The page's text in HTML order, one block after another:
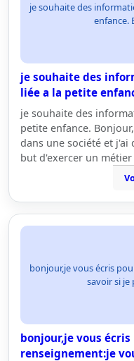
je souhaite des
enfance.
je souhaite des
liée a la petite
je souhaite des
petite enfance.
dans une société et
but d'exercer un
bonjour,je vous écris
savoir si je
bonjour,je vous
renseignement:je